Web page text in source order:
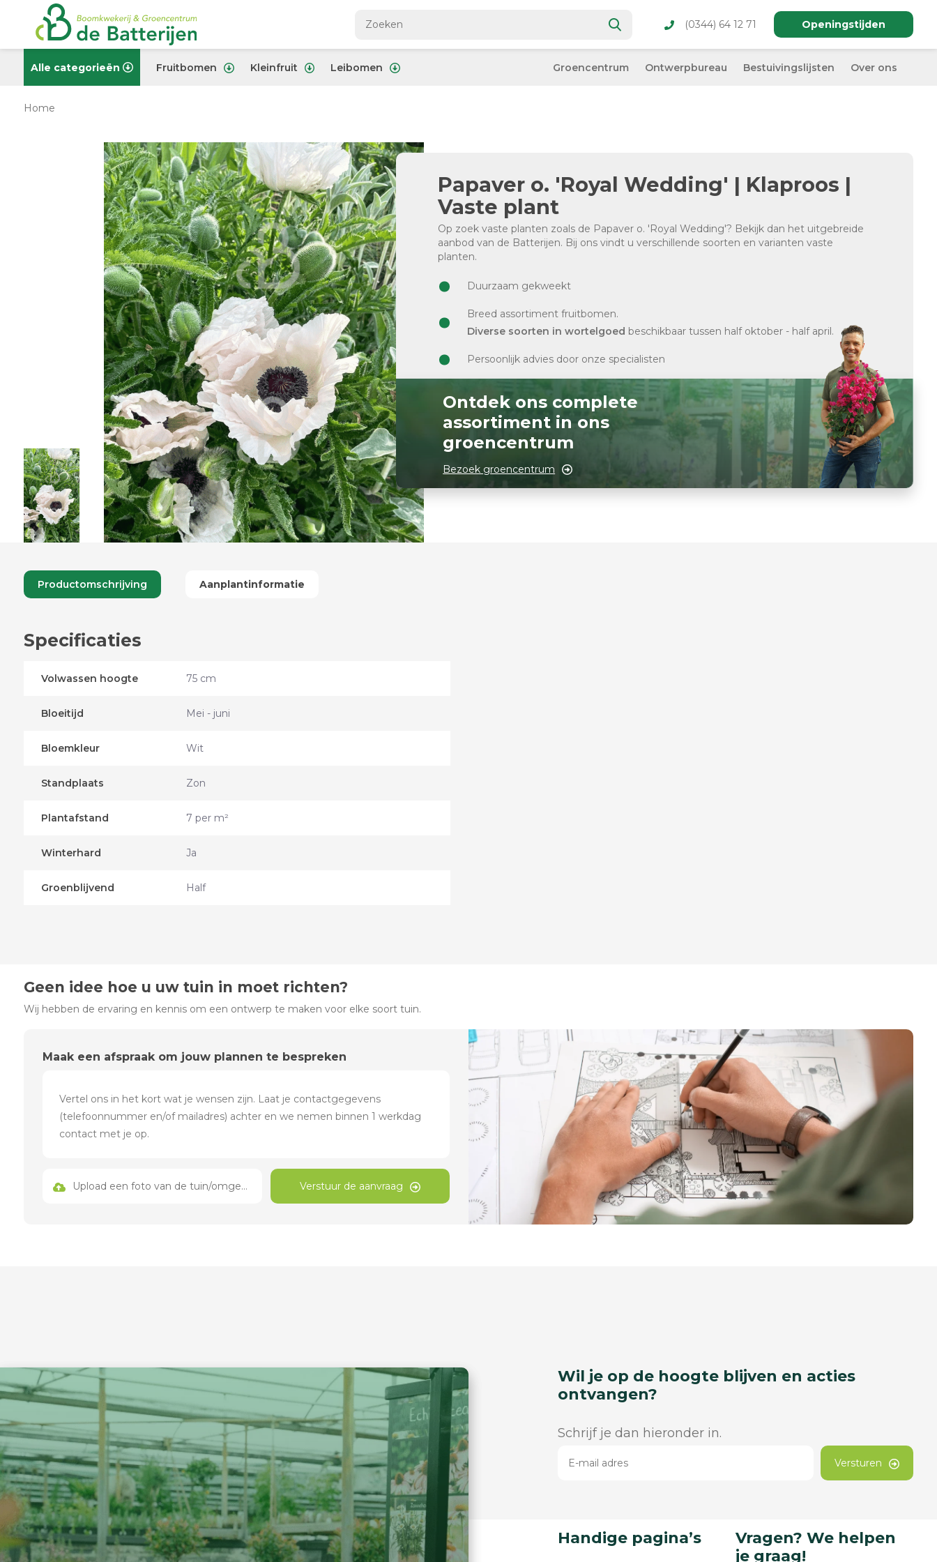
(0344) 64 12 71 Openingstijden
Alle categorieën Fruitbomen Kleinfruit Leibomen Groencentrum Ontwerpbureau Bestuivingslijsten Over ons
Home
Papaver o. 'Royal Wedding' | Klaproos |
Vaste plant
Op zoek vaste planten zoals de Papaver o. 'Royal Wedding'? Bekijk dan het uitgebreide
aanbod van de Batterijen. Bij ons vindt u verschillende soorten en varianten vaste
planten.
Duurzaam gekweekt
Breed assortiment fruitbomen.
Diverse soorten in wortelgoed beschikbaar tussen half oktober - half april.
Persoonlijk advies door onze specialisten
Ontdek ons complete
assortiment in ons
groencentrum
Bezoek groencentrum
Productomschrijving Aanplantinformatie
Specificaties
Volwassen hoogte 75 cm
Bloeitijd Mei - juni
Bloemkleur Wit
Standplaats Zon
Plantafstand 7 per m²
Winterhard Ja
Groenblijvend Half
Geen idee hoe u uw tuin in moet richten?
Wij hebben de ervaring en kennis om een ontwerp te maken voor elke soort tuin.
Maak een afspraak om jouw plannen te bespreken
Upload een foto van de tuin/omgeving Verstuur de aanvraag
Wil je op de hoogte blijven en acties
ontvangen?
Schrijf je dan hieronder in.
Versturen
Handige pagina’s
Vragen? We helpen
je graag!